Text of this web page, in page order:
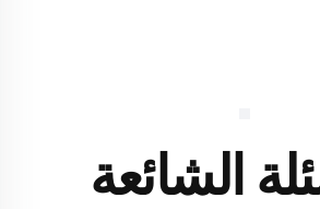
الشائعة